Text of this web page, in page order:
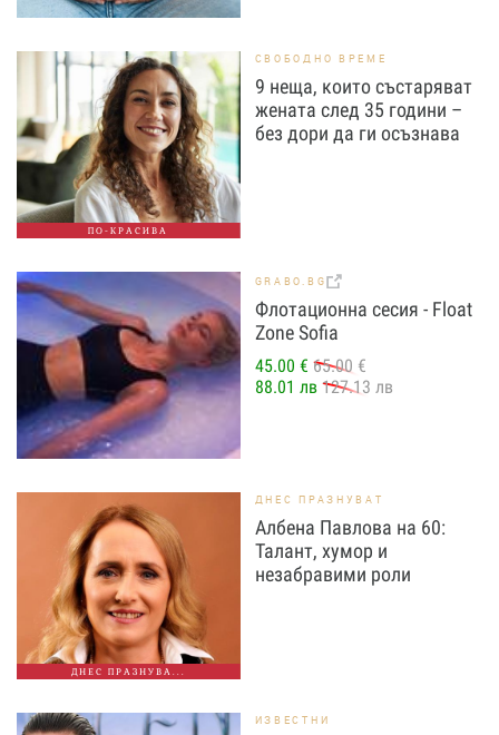
ПО-КРАСИВА
СВОБОДНО ВРЕМЕ
9 неща, които състаряват
жената след 35 години –
без дори да ги осъзнава
GRABO.BG
Флотационна сесия - Float
Zone Sofia
45.00 € 65.00 €
88.01 лв 127.13 лв
ДНЕС ПРАЗНУВА...
ДНЕС ПРАЗНУВАТ
Албена Павлова на 60:
Талант, хумор и
незабравими роли
ИЗВЕСТНИ